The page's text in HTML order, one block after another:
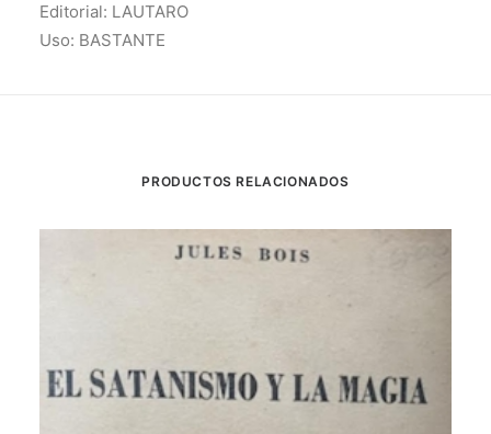
Editorial: LAUTARO
Uso: BASTANTE
PRODUCTOS RELACIONADOS